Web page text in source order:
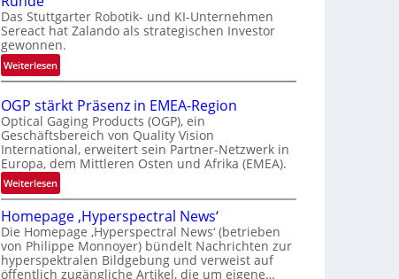
e
r
n
a
t
i
o
n
a
l
V
i
s
i
o
n
Das Stuttgarter Robotik- und KI-Unternehmen
Sereact hat Zalando als strategischen Investor
gewonnen.
Weiterlesen:
Z
a
l
a
n
d
o
b
e
t
e
i
OGP stärkt Präsenz in EMEA-Region
Optical Gaging Products (OGP), ein
Geschäftsbereich von Quality Vision
International, erweitert sein Partner-Netzwerk in
Europa, dem Mittleren Osten und Afrika (EMEA).
Weiterlesen:
O
G
P
s
t
Homepage ‚Hyperspectral News‘
Die Homepage ‚Hyperspectral News‘ (betrieben
von Philippe Monnoyer) bündelt Nachrichten zur
hyperspektralen Bildgebung und verweist auf
öffentlich zugängliche Artikel, die um eigene…